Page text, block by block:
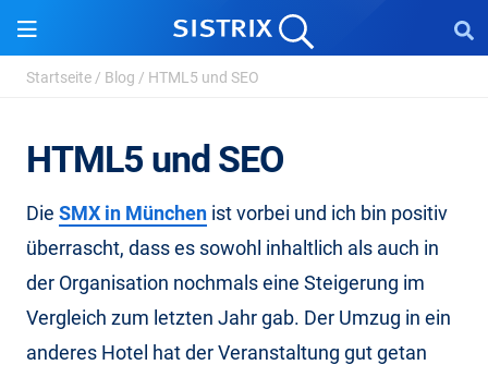
Startseite / Blog / HTML5 und SEO
HTML5 und SEO
Die SMX in München ist vorbei und ich bin positiv
überrascht, dass es sowohl inhaltlich als auch in
der Organisation nochmals eine Steigerung im
Vergleich zum letzten Jahr gab. Der Umzug in ein
anderes Hotel hat der Veranstaltung gut getan